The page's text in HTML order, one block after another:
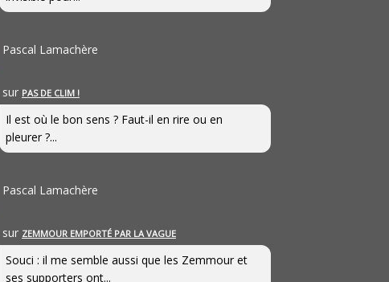
Pascal Lamachère
sur PAS DE CLIM !
Il est où le bon sens ? Faut-il en rire ou en
pleurer ?...
Pascal Lamachère
sur ZEMMOUR EMPORTÉ PAR LA VAGUE
Souci : il me semble aussi que les Zemmour et
ses supporters ont...